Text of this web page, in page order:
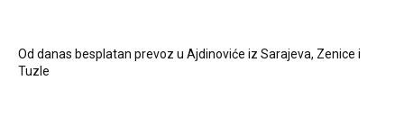
Od danas besplatan prevoz u Ajdinoviće iz Sarajeva, Zenice i
Tuzle